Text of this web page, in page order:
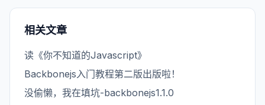
相关文章
读《你不知道的Javascript》
Backbonejs入门教程第二版出版啦！
没偷懒，我在填坑-backbonejs1.1.0